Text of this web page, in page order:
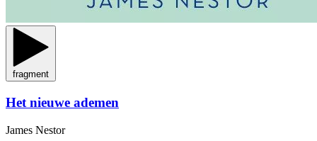
fragment
Het nieuwe ademen
James Nestor